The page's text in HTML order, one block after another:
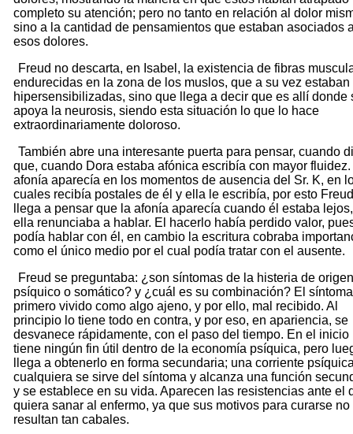
completo su atención; pero no tanto en relación al dolor
sino a la cantidad de pensamientos que estaban asociados
esos dolores.
Freud no descarta, en Isabel, la existencia de fibras
endurecidas en la zona de los muslos, que a su vez estaban
hipersensibilizadas, sino que llega a decir que es allí donde
apoya la neurosis, siendo esta situación lo que lo hace
extraordinariamente doloroso.
También abre una interesante puerta para pensar, cuando
que, cuando Dora estaba afónica escribía con mayor fluidez.
afonía aparecía en los momentos de ausencia del Sr. K, en
cuales recibía postales de él y ella le escribía, por esto Freud
llega a pensar que la afonía aparecía cuando él estaba
ella renunciaba a hablar. El hacerlo había perdido valor,
podía hablar con él, en cambio la escritura cobraba
como el único medio por el cual podía tratar con el ausente.
Freud se preguntaba: ¿son síntomas de la histeria de origen
psíquico o somático? y ¿cuál es su combinación? El
primero vivido como algo ajeno, y por ello, mal recibido. Al
principio lo tiene todo en contra, y por eso, en apariencia, se
desvanece rápidamente, con el paso del tiempo. En el inicio
tiene ningún fin útil dentro de la economía psíquica, pero
llega a obtenerlo en forma secundaria; una corriente
cualquiera se sirve del síntoma y alcanza una función
y se establece en su vida. Aparecen las resistencias ante el
quiera sanar al enfermo, ya que sus motivos para curarse no
resultan tan cabales.